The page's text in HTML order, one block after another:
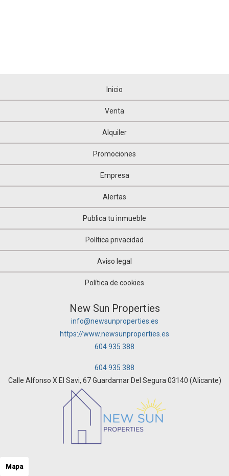
Inicio
Venta
Alquiler
Promociones
Empresa
Alertas
Publica tu inmueble
Política privacidad
Aviso legal
Política de cookies
New Sun Properties
info@newsunproperties.es
https://www.newsunproperties.es
604 935 388
604 935 388
Calle Alfonso X El Savi, 67 Guardamar Del Segura 03140 (Alicante)
Mapa